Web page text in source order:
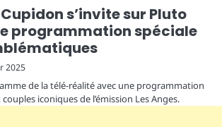
Cupidon s’invite sur Pluto
programmation spéciale
2025
de la télé-réalité avec une programmation
iconiques de l’émission Les Anges.